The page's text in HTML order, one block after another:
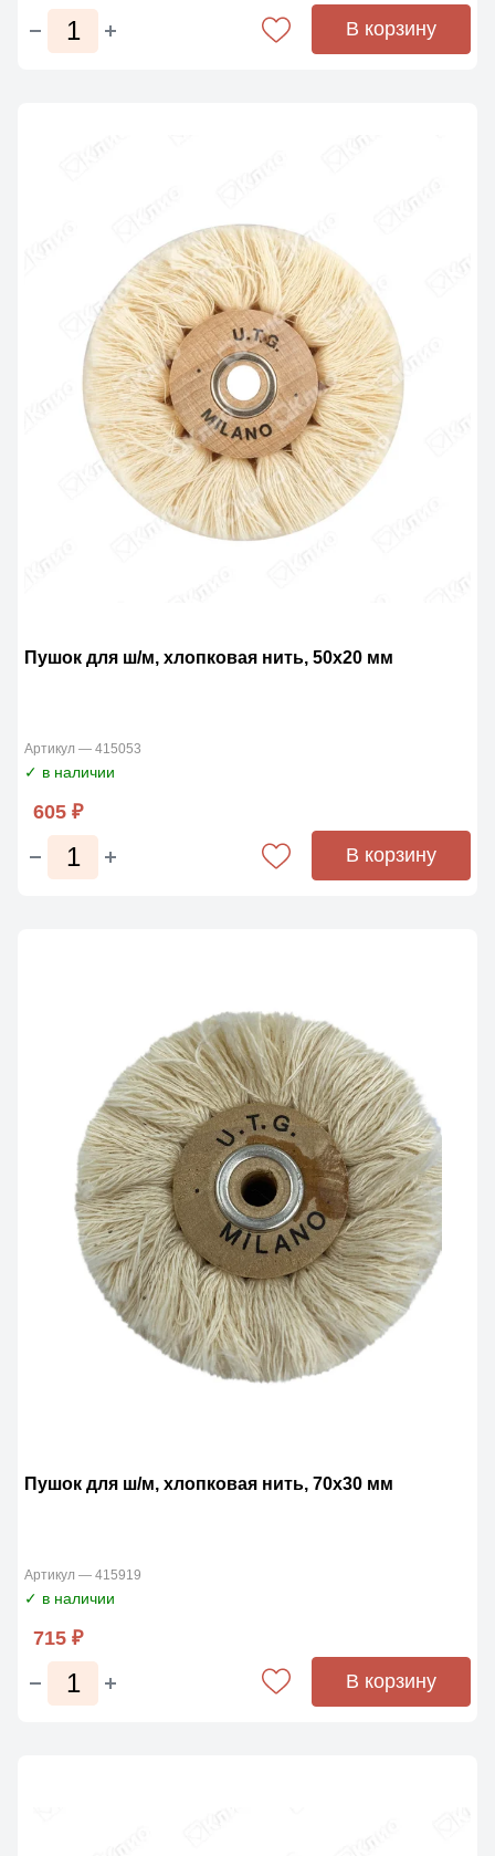
В корзину
Пушок для ш/м, хлопковая нить, 50х20 мм
Артикул — 415053
✓ в наличии
605 ₽
В корзину
Пушок для ш/м, хлопковая нить, 70х30 мм
Артикул — 415919
✓ в наличии
715 ₽
В корзину